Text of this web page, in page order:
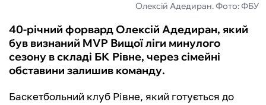
Олексій Адедиран. Фото: ФБУ
40-річний форвард Олексій Адедиран, який
був визнаний MVP Вищої ліги минулого
сезону в складі БК Рівне, через сімейні
обставини залишив команду.
Баскетбольний клуб Рівне, який готується до